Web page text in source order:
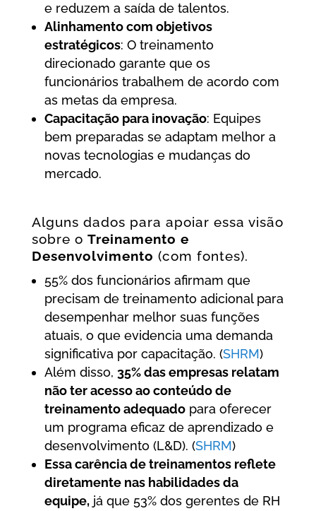
e reduzem a saída de talentos.
Alinhamento com objetivos
estratégicos: O treinamento
direcionado garante que os
funcionários trabalhem de acordo com
as metas da empresa.
Capacitação para inovação: Equipes
bem preparadas se adaptam melhor a
novas tecnologias e mudanças do
mercado.
Alguns dados para apoiar essa visão
sobre o Treinamento e
Desenvolvimento (com fontes).
55% dos funcionários afirmam que
precisam de treinamento adicional para
desempenhar melhor suas funções
atuais, o que evidencia uma demanda
significativa por capacitação. (SHRM)
Além disso, 35% das empresas relatam
não ter acesso ao conteúdo de
treinamento adequadopara oferecer
um programa eficaz de aprendizado e
desenvolvimento (L&D). (SHRM)
Essa carência de treinamentos reflete
diretamente nas habilidades da
equipe,já que 53% dos gerentes de RH